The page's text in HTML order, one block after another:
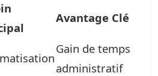
Avantage Clé
Gain de temps
administratif